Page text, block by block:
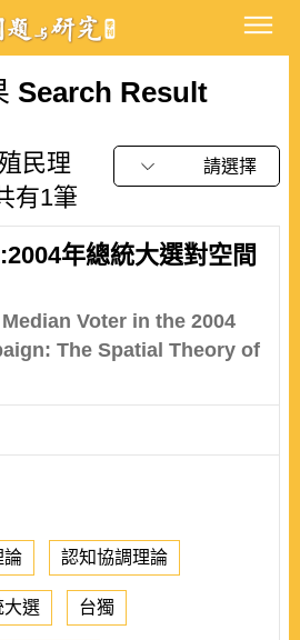
Search Result
民理
有1筆
請選擇
年總統大選對空間
Voter in the 2004
The Spatial Theory of
論 認知協調理論
大選 台獨